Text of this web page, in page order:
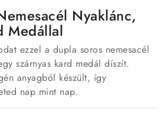
Nyaklánc,
Medállal
ezzel a dupla soros nemesacél
szárnyas kard medál díszít.
anyagból készült, így
nap mint nap.